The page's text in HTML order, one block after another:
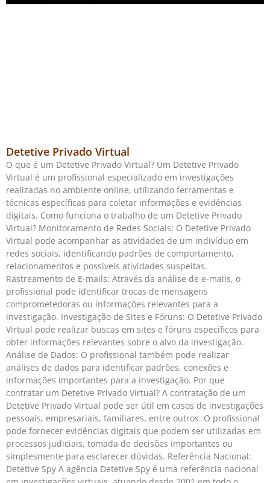
Detetive Privado Virtual
O que é um Detetive Privado Virtual? Um Detetive Privado
Virtual é um profissional especializado em investigações
realizadas no ambiente online, utilizando ferramentas e
técnicas específicas para coletar informações e evidências
digitais. Como funciona o trabalho de um Detetive Privado
Virtual? Monitoramento de Redes Sociais: O Detetive Privado
Virtual pode acompanhar as atividades de um indivíduo em
redes sociais, identificando padrões de comportamento,
relacionamentos e possíveis atividades suspeitas.
Rastreamento de E-mails: Através da análise de e-mails, o
profissional pode identificar trocas de mensagens
comprometedoras ou informações relevantes para a
investigação. Investigação de Sites e Fóruns: O Detetive Privado
Virtual pode realizar buscas em sites e fóruns específicos para
obter informações relevantes sobre o alvo da investigação.
Análise de Dados: O profissional também pode realizar
análises de dados para identificar padrões, conexões e
informações importantes para a investigação. Por que
contratar um Detetive Privado Virtual? A contratação de um
Detetive Privado Virtual pode ser útil em casos de investigações
pessoais, empresariais, familiares, entre outros. O profissional
pode fornecer evidências digitais que podem ser utilizadas em
processos judiciais, tomada de decisões importantes ou
simplesmente para esclarecer dúvidas. Referência Nacional:
Detetive Spy A agência Detetive Spy é uma referência nacional